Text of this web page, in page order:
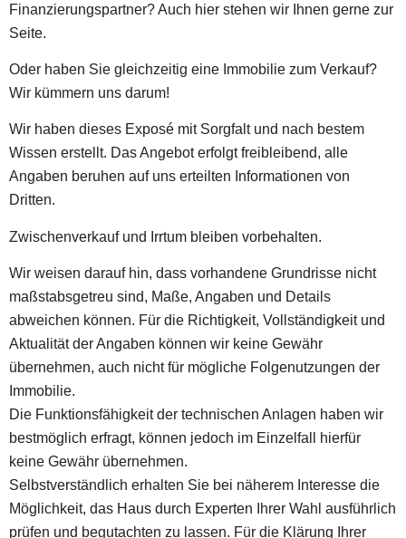
Finanzierungspartner? Auch hier stehen wir Ihnen gerne zur
Seite.
Oder haben Sie gleichzeitig eine Immobilie zum Verkauf?
Wir kümmern uns darum!
Wir haben dieses Exposé mit Sorgfalt und nach bestem
Wissen erstellt. Das Angebot erfolgt freibleibend, alle
Angaben beruhen auf uns erteilten Informationen von
Dritten.
Zwischenverkauf und Irrtum bleiben vorbehalten.
Wir weisen darauf hin, dass vorhandene Grundrisse nicht
maßstabsgetreu sind, Maße, Angaben und Details
abweichen können. Für die Richtigkeit, Vollständigkeit und
Aktualität der Angaben können wir keine Gewähr
übernehmen, auch nicht für mögliche Folgenutzungen der
Immobilie.
Die Funktionsfähigkeit der technischen Anlagen haben wir
bestmöglich erfragt, können jedoch im Einzelfall hierfür
keine Gewähr übernehmen.
Selbstverständlich erhalten Sie bei näherem Interesse die
Möglichkeit, das Haus durch Experten Ihrer Wahl ausführlich
prüfen und begutachten zu lassen. Für die Klärung Ihrer